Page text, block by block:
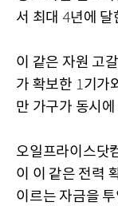
서 최대 4년에 달
이 같은 자원 고
가 확보한 1기가
만 가구가 동시
오일프라이스닷
이 이 같은 전력
이르는 자금을